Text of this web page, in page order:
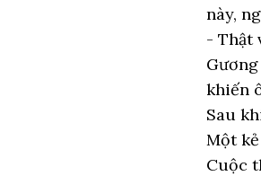
này,
- Thật
khiến
Sau
Một
Cuộc